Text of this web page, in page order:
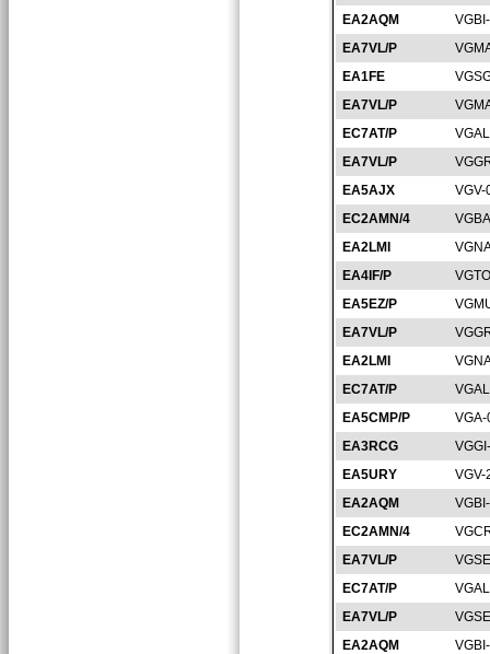
EA2AQM
EA7VL/P
EA1FE
EA7VL/P
EC7AT/P
EA7VL/P
EA5AJX
VGV-
EC2AMN/4
EA2LMI
EA4IF/P
EA5EZ/P
EA7VL/P
EA2LMI
EC7AT/P
EA5CMP/P
EA3RCG
EA5URY
VGV-
EA2AQM
EC2AMN/4
EA7VL/P
EC7AT/P
EA7VL/P
EA2AQM